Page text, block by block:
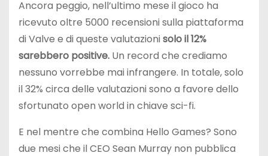
Ancora peggio, nell’ultimo mese il gioco ha
ricevuto oltre 5000 recensioni sulla piattaforma
di Valve e di queste valutazionisolo il 12%
sarebbero positive. Un record che crediamo
nessuno vorrebbe mai infrangere. In totale, solo
il 32% circa delle valutazioni sono a favore dello
sfortunato open world in chiave sci-fi.
E nel mentre che combina Hello Games? Sono
due mesi che il CEO Sean Murray non pubblica